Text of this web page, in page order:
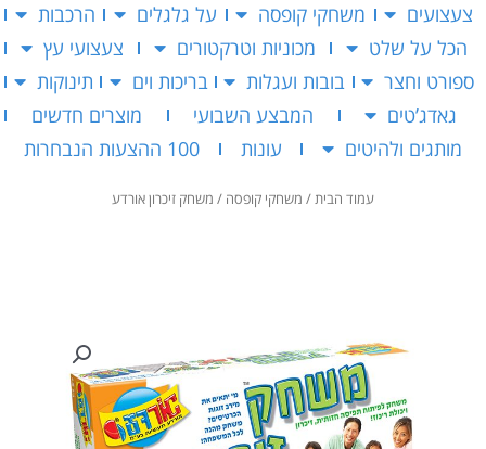
צעצועים משחקי קופסה על גלגלים
הרכבות
הכל על שלט
מכוניות וטרקטורים
צעצועי עץ
ספורט וחצר
בובות ועגלות בריכות וים
תינוקות
גאדג’טים
המבצע השבועי
מוצרים חדשים
מותגים ולהיטים
עונות 100 ההצעות הנבחרות
עמוד הבית/ משחקי קופסה / משחק זיכרון אורדע